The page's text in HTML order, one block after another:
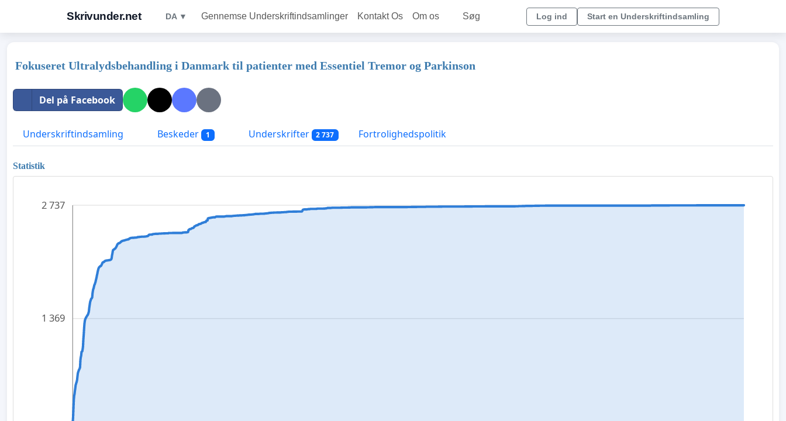
Skrivunder.net DA ▼ Gennemse Underskriftindsamlinger Kontakt Os Om os Søg Log ind Start en Underskriftindsamling
Fokuseret Ultralydsbehandling i Danmark til patienter med Essentiel Tremor og Parkinson
Del på Facebook
Underskriftindsamling Beskeder 1 Underskrifter 2 737 Fortrolighedspolitik
Statistik
1 369
2 737